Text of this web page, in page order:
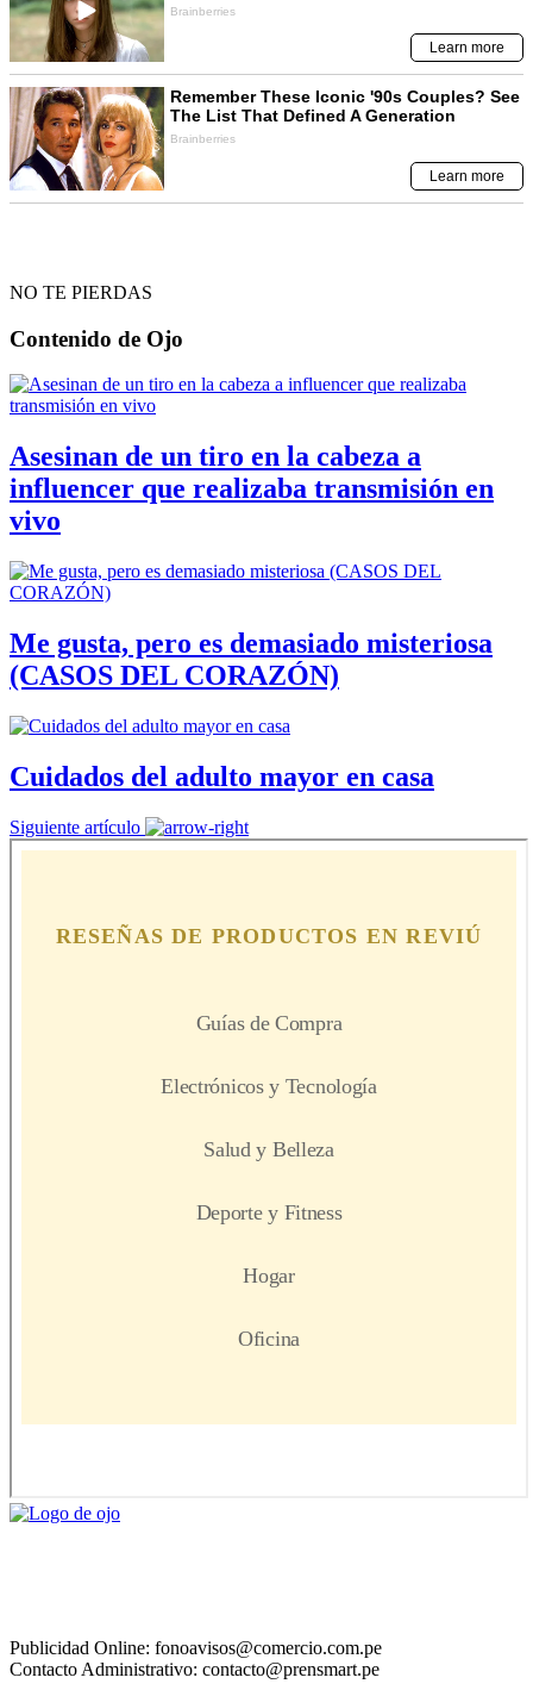
NO TE PIERDAS
Contenido de Ojo
Asesinan de un tiro en la cabeza a
influencer que realizaba transmisión en
vivo
Me gusta, pero es demasiado misteriosa
(CASOS DEL CORAZÓN)
Cuidados del adulto mayor en casa
Siguiente artículo
Publicidad Online: fonoavisos@comercio.com.pe
Contacto Administrativo: contacto@prensmart.pe